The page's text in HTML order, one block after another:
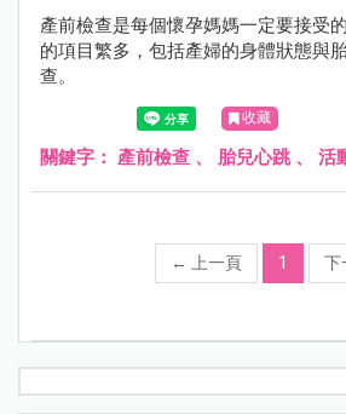
產前檢查是每個懷孕媽媽一定要接受
的項目繁多，包括產婦的身體狀態與
查。
收藏
關鍵字： 產前檢查 、 胎兒心跳、 活
← 上一頁 1 下